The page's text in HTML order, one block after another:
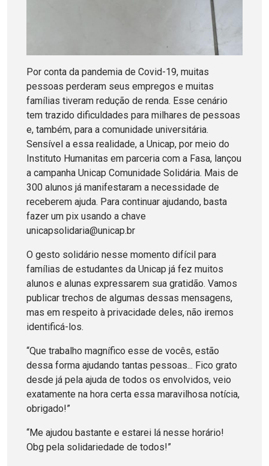
Por conta da pandemia de Covid-19, muitas
pessoas perderam seus empregos e muitas
famílias tiveram redução de renda. Esse cenário
tem trazido dificuldades para milhares de pessoas
e, também, para a comunidade universitária.
Sensível a essa realidade, a Unicap, por meio do
Instituto Humanitas em parceria com a Fasa, lançou
a campanha Unicap Comunidade Solidária. Mais de
300 alunos já manifestaram a necessidade de
receberem ajuda. Para continuar ajudando, basta
fazer um pix usando a chave
unicapsolidaria@unicap.br
O gesto solidário nesse momento difícil para
famílias de estudantes da Unicap já fez muitos
alunos e alunas expressarem sua gratidão. Vamos
publicar trechos de algumas dessas mensagens,
mas em respeito à privacidade deles, não iremos
identificá-los.
“Que trabalho magnífico esse de vocês, estão
dessa forma ajudando tantas pessoas... Fico grato
desde já pela ajuda de todos os envolvidos, veio
exatamente na hora certa essa maravilhosa notícia,
obrigado!”
“Me ajudou bastante e estarei lá nesse horário!
Obg pela solidariedade de todos!”